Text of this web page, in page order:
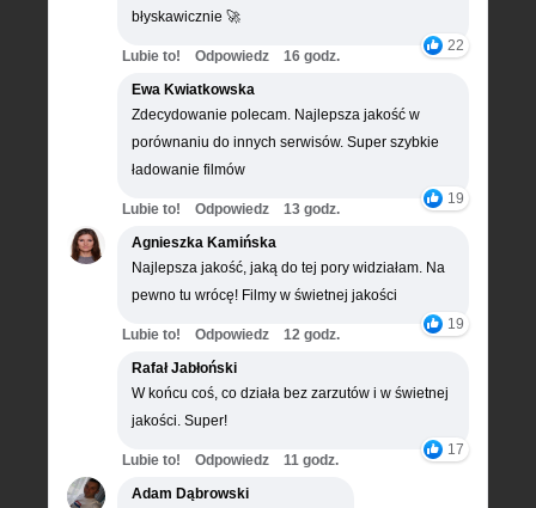
błyskawicznie 🚀
22
Lubie to! Odpowiedz
16 godz.
Ewa Kwiatkowska
Zdecydowanie polecam. Najlepsza jakość w
porównaniu do innych serwisów. Super szybkie
ładowanie filmów
19
Lubie to! Odpowiedz
13 godz.
Agnieszka Kamińska
Najlepsza jakość, jaką do tej pory widziałam. Na
pewno tu wrócę! Filmy w świetnej jakości
19
Lubie to! Odpowiedz
12 godz.
Rafał Jabłoński
W końcu coś, co działa bez zarzutów i w świetnej
jakości. Super!
17
Lubie to! Odpowiedz
11 godz.
Adam Dąbrowski